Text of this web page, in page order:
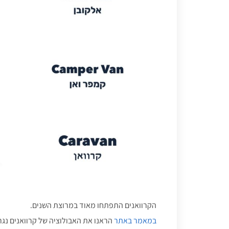
הקרוואנים התפתחו מאוד במרוצת השנים.
במאמר באתרהראנו את האבולוציה של קרוואנים